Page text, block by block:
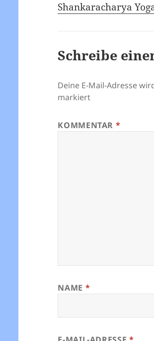
Shankaracharya
Schreibe
Deine E-Mail-Adresse
markiert
KOMMENTAR *
NAME *